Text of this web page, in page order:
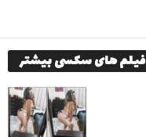
فیلم های سکسی بیشتر